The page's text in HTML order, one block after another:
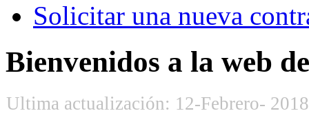
Solicitar una nueva
Bienvenidos a la web
Ultima actualización: 12-Febrero- 2018